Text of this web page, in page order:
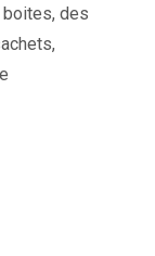
des